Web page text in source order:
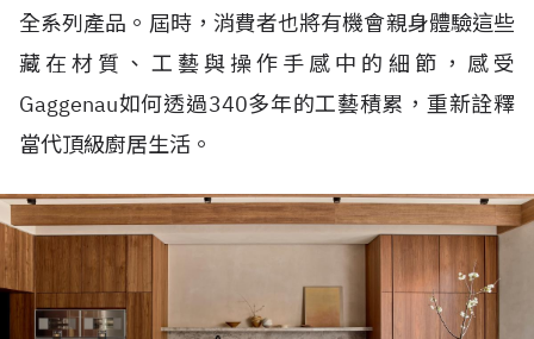
全系列產品。屆時，消費者也將有機會親身體驗這些
藏在材質、工藝與操作手感中的細節，感受
Gaggenau如何透過340多年的工藝積累，重新詮釋
當代頂級廚居生活。